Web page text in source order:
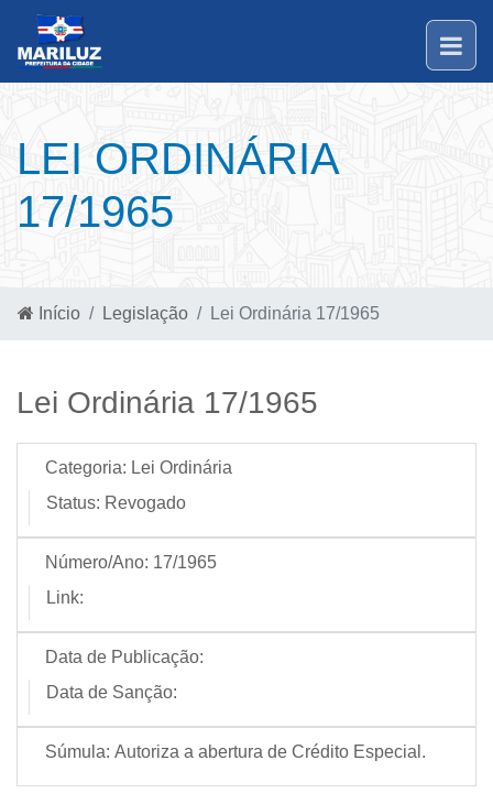
LEI ORDINÁRIA
17/1965
Início Legislação Lei Ordinária 17/1965
Lei Ordinária 17/1965
Categoria: Lei Ordinária
Status: Revogado
Número/Ano: 17/1965
Link:
Data de Publicação:
Data de Sanção:
Súmula: Autoriza a abertura de Crédito Especial.